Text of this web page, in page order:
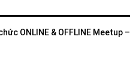
ONLINE & OFFLINE Meetup –